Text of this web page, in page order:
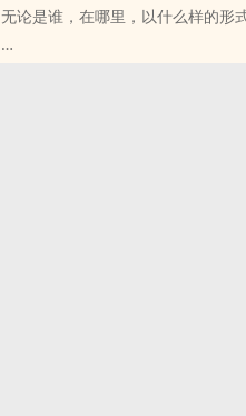
无论是谁，在哪里，以什么样的形